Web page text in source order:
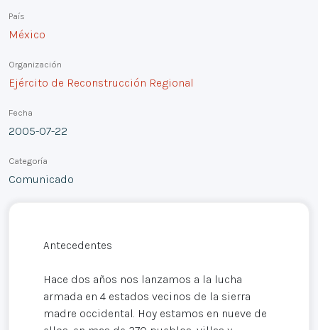
País
México
Organización
Ejército de Reconstrucción Regional
Fecha
2005-07-22
Categoría
Comunicado
Antecedentes
Hace dos años nos lanzamos a la lucha
armada en 4 estados vecinos de la sierra
madre occidental. Hoy estamos en nueve de